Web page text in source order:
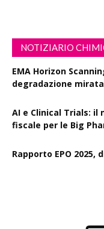
NOTIZIARIO
EMA Horizon
degradazione
AI e Clinical Trials:
fiscale per le Big
Rapporto EPO